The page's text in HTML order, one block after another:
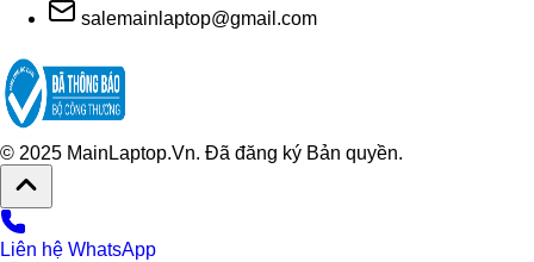
salemainlaptop@gmail.com
© 2025 MainLaptop.Vn. Đã đăng ký Bản quyền.
Liên hệ WhatsApp